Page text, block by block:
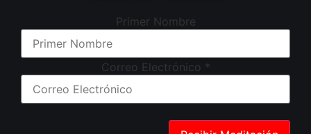
Primer Nombre
Correo Electrónico *